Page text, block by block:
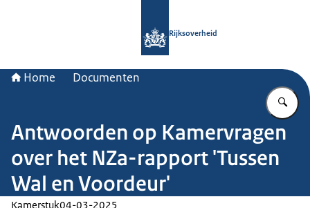
Rijksoverheid
Home Documenten
Antwoorden op Kamervragen
over het NZa-rapport 'Tussen
Wal en Voordeur'
Kamerstuk04-03-2025